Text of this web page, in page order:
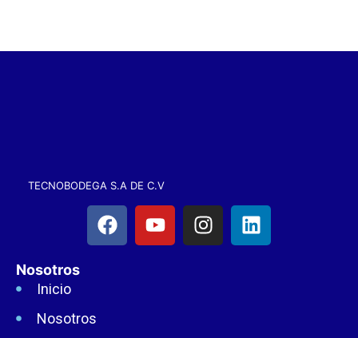
TECNOBODEGA S.A DE C.V
Nosotros
Inicio
Nosotros